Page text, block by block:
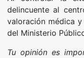
delincuente al
valoración médica
del Ministerio
Tu opinión es